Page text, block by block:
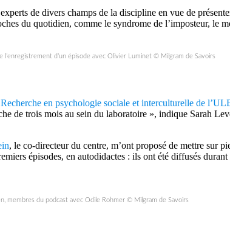
de divers champs de la discipline en vue de
du quotidien, comme le syndrome de l’imposteur, le
l’enregistrement d’un épisode avec Olivier Luminet © Milgram de Savoirs
en psychologie sociale et interculturelle de
de trois mois au sein du laboratoire », indique Sarah
, le co-directeur du centre, m’ont proposé de mettre sur
épisodes, en autodidactes : ils ont été diffusés
membres du podcast avec Odile Rohmer © Milgram de Savoirs